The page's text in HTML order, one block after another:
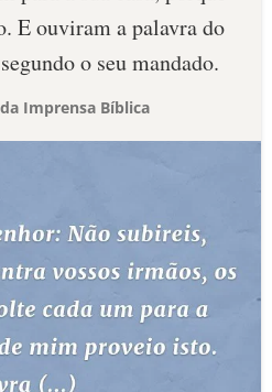
E ouviram a palavra do
o seu mandado.
Imprensa Bíblica